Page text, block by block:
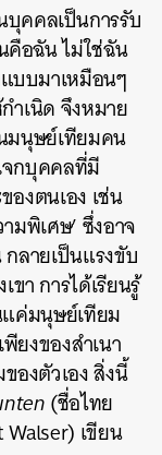
คคลเป็นการรับ
อฉัน ไม่ใช่ฉัน
บบมาเหมือนๆ
ำเนิด จึงหมาย
มนุษย์เทียมคน
จกบุคคลที่มี
องตนเอง เช่น
มพิเศษ’ ซึ่งอาจ
ลายเป็นแรงขับ
า การได้เรียนรู้
แค่มนุษย์เทียม
ยงของสำเนา
องตัวเอง สิ่งนี้
(ชื่อไทย
Walser) เขียน